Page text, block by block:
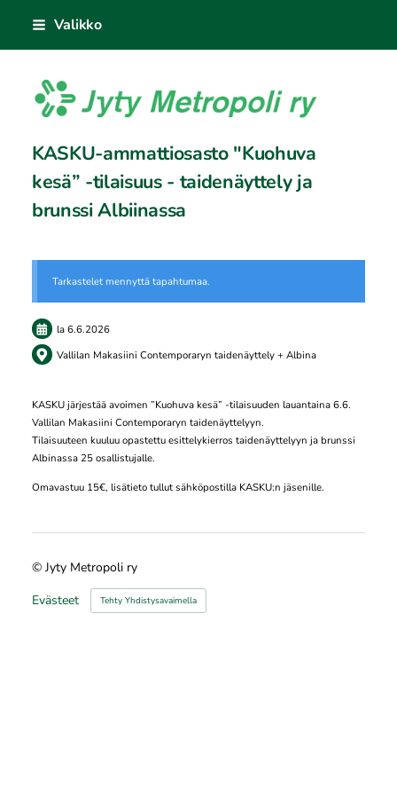
sisältöön
Valikko
Jyty Metropoli ry
KASKU-ammattiosasto "Kuohuva
kesä” -tilaisuus - taidenäyttely ja
brunssi Albiinassa
Tarkastelet mennyttä tapahtumaa.
la 6.6.2026
Vallilan Makasiini Contemporaryn taidenäyttely + Albina
KASKU järjestää avoimen ”Kuohuva kesä” -tilaisuuden lauantaina 6.6.
Vallilan Makasiini Contemporaryn taidenäyttelyyn.
Tilaisuuteen kuuluu opastettu esittelykierros taidenäyttelyyn ja brunssi
Albinassa 25 osallistujalle.
Omavastuu 15€, lisätieto tullut sähköpostilla KASKU:n jäsenille.
© Jyty Metropoli ry
Evästeet
Tehty Yhdistysavaimella